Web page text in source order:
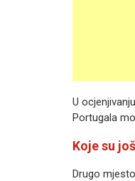
U
Portugala
Koje su
Drugo